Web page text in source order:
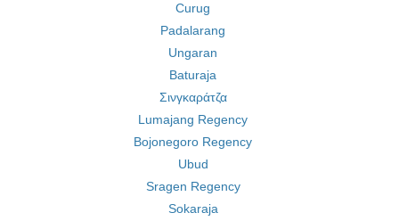
Curug
Padalarang
Ungaran
Baturaja
Σινγκαράτζα
Lumajang Regency
Bojonegoro Regency
Ubud
Sragen Regency
Sokaraja